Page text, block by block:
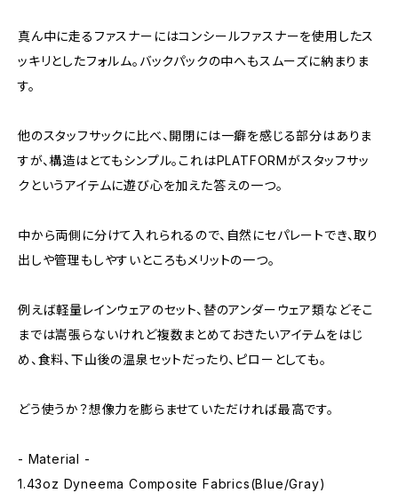
真ん中に走るファスナーにはコンシールファスナーを使用したス
ッキリとしたフォルム。バックパックの中へもスムーズに納まりま
す。
他のスタッフサックに比べ、開閉には一癖を感じる部分はありま
すが、構造はとてもシンプル。これはPLATFORMがスタッフサッ
クというアイテムに遊び心を加えた答えの一つ。
中から両側に分けて入れられるので、自然にセパレートでき、取り
出しや管理もしやすいところもメリットの一つ。
例えば軽量レインウェアのセット、替のアンダーウェア類などそこ
までは嵩張らないけれど複数まとめておきたいアイテムをはじ
め、食料、下山後の温泉セットだったり、ピローとしても。
どう使うか？想像力を膨らませていただければ最高です。
- Material -
1.43oz Dyneema Composite Fabrics(Blue/Gray)